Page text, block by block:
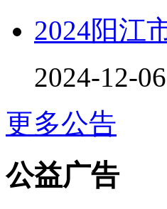
2024阳江
2024-12-06
更多公告
公益广告